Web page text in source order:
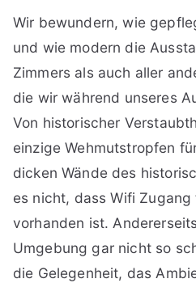
Wir bewundern, wie
und wie modern die
Zimmers als auch aller
die wir während unseres
Von historischer
einzige Wehmutstropfen
dicken Wände des
es nicht, dass Wifi
vorhanden ist.
Umgebung gar nicht so
die Gelegenheit, das